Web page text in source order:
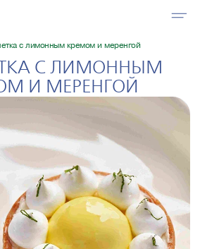
с лимонным кремом и меренгой
С ЛИМОННЫМ
И МЕРЕНГОЙ